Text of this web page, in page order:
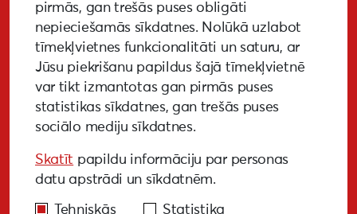
GALERIJA MEDIJIEM LKA PĒTĪJUMS
BUJ NOTIKUŠIE PASĀKUMI
PIEKĻŪSTAMĪBAS VADLĪNIJAS
pirmās, gan trešās puses obligāti
nepieciešamās sīkdatnes. Nolūkā uzlabot
tīmekļvietnes funkcionalitāti un saturu, ar
Jūsu piekrišanu papildus šajā tīmekļvietnē
var tikt izmantotas gan pirmās puses
statistikas sīkdatnes, gan trešās puses
sociālo mediju sīkdatnes.
Skatīt papildu informāciju par personas
datu apstrādi un sīkdatnēm.
Tehniskās Statistika